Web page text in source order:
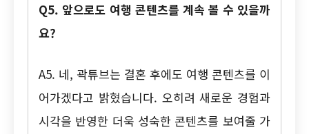
Q5. 앞으로도 여행 콘텐츠를 계속 볼 수 있을까
요?
A5. 네, 곽튜브는 결혼 후에도 여행 콘텐츠를 이
어가겠다고 밝혔습니다. 오히려 새로운 경험과
시각을 반영한 더욱 성숙한 콘텐츠를 보여줄 가